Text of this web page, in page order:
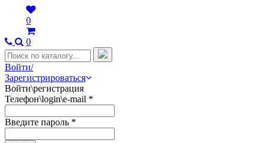
0
0
Войти/
Зарегистрироваться
Войти\регистрация
Телефон\login\e-mail *
Введите пароль *